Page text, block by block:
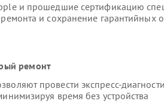
и прошедшие сертификацию
и сохранение гарантийных
ремонт
провести экспресс-
время без устройства